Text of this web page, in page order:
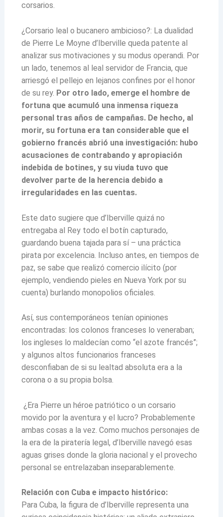
corsarios.
¿Corsario leal o bucanero ambicioso?: La dualidad
de Pierre Le Moyne d’Iberville queda patente al
analizar sus motivaciones y su modus operandi. Por
un lado, tenemos al leal servidor de Francia, que
arriesgó el pellejo en lejanos confines por el honor
de su rey. Por otro lado, emerge el hombre de
fortuna que acumuló una inmensa riqueza
personal tras años de campañas. De hecho, al
morir, su fortuna era tan considerable que el
gobierno francés abrió una investigación: hubo
acusaciones de contrabando y apropiación
indebida de botines, y su viuda tuvo que
devolver parte de la herencia debido a
irregularidades en las cuentas.
Este dato sugiere que d’Iberville quizá no
entregaba al Rey todo el botín capturado,
guardando buena tajada para sí – una práctica
pirata por excelencia. Incluso antes, en tiempos de
paz, se sabe que realizó comercio ilícito (por
ejemplo, vendiendo pieles en Nueva York por su
cuenta) burlando monopolios oficiales.
Así, sus contemporáneos tenían opiniones
encontradas: los colonos franceses lo veneraban;
los ingleses lo maldecían como “el azote francés”;
y algunos altos funcionarios franceses
desconfiaban de si su lealtad absoluta era a la
corona o a su propia bolsa.
¿Era Pierre un héroe patriótico o un corsario
movido por la aventura y el lucro? Probablemente
ambas cosas a la vez. Como muchos personajes de
la era de la piratería legal, d’Iberville navegó esas
aguas grises donde la gloria nacional y el provecho
personal se entrelazaban inseparablemente.
Relación con Cuba e impacto histórico:
Para Cuba, la figura de d’Iberville representa una